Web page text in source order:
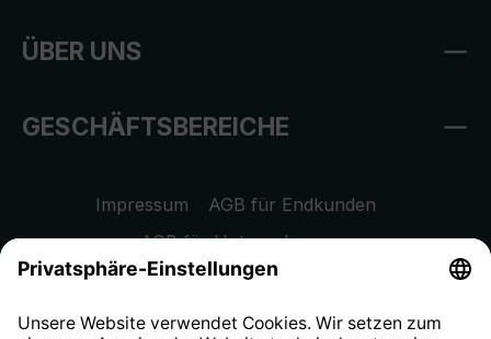
ÜBER UNS
GESCHÄFTSBEREICHE
Impressum
AGB für Endkunden
AGB für Unternehmen
Datenschutzhinweis
Widerrufsrecht